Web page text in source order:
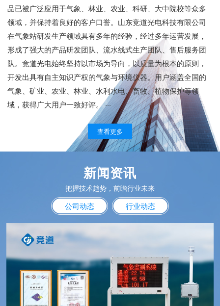
品已被广泛应用于气象、林业、农业、科研、大中院校等众多
领域，并保持着良好的客户口誉。山东竞道光电科技有限公司
在气象站研发生产领域具有多年的经验，经过多年运营发展，
形成了强大的产品研发团队、流水线式生产团队、售后服务团
队。竞道光电始终坚持以市场为导向，以质量为根本的原则，
开发出具有自主知识产权的气象与环境仪器。用户涵盖全国的
气象、矿业、农业、林业、水利水电、畜牧、植物保护等领
域，获得广大用户一致好评。 ···
查看更多
新闻资讯
把握技术趋势，前瞻行业未来
公司动态 行业动态